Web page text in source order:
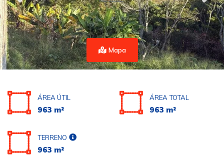
Mapa
ÁREA ÚTIL
963 m²
ÁREA TOTAL
963 m²
TERRENO
963 m²